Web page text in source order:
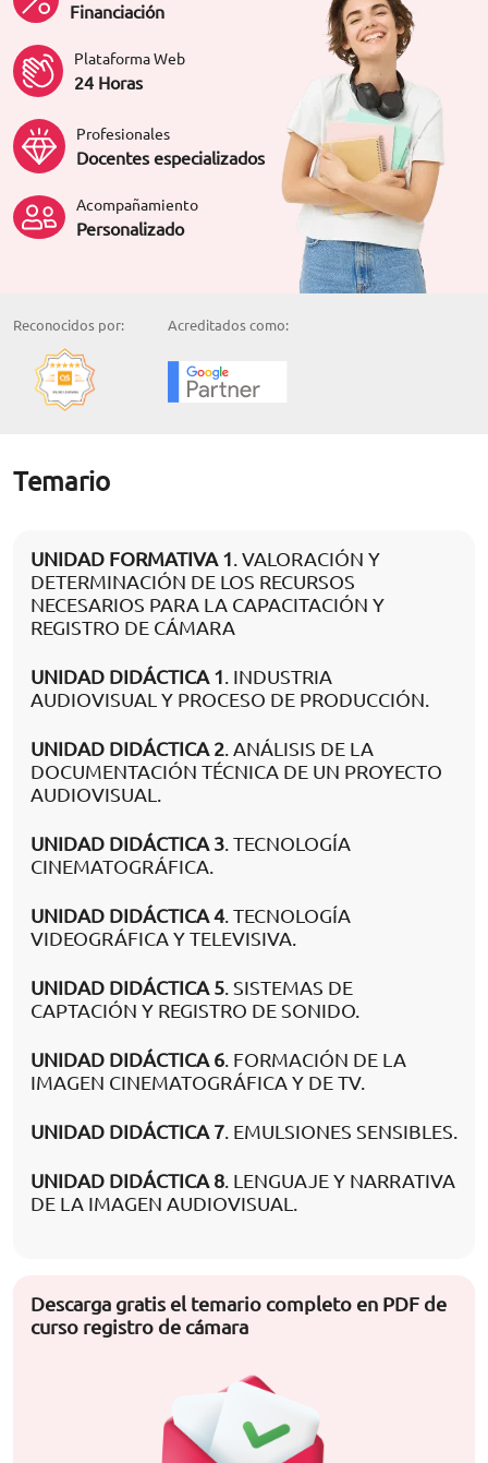
Financiación
Plataforma Web
24 Horas
Profesionales
Docentes especializados
Acompañamiento
Personalizado
Reconocidos por: Acreditados como:
Temario
UNIDAD FORMATIVA 1. VALORACIÓN Y
DETERMINACIÓN DE LOS RECURSOS
NECESARIOS PARA LA CAPACITACIÓN Y
REGISTRO DE CÁMARA
UNIDAD DIDÁCTICA 1. INDUSTRIA
AUDIOVISUAL Y PROCESO DE PRODUCCIÓN.
UNIDAD DIDÁCTICA 2. ANÁLISIS DE LA
DOCUMENTACIÓN TÉCNICA DE UN PROYECTO
AUDIOVISUAL.
UNIDAD DIDÁCTICA 3. TECNOLOGÍA
CINEMATOGRÁFICA.
UNIDAD DIDÁCTICA 4. TECNOLOGÍA
VIDEOGRÁFICA Y TELEVISIVA.
UNIDAD DIDÁCTICA 5. SISTEMAS DE
CAPTACIÓN Y REGISTRO DE SONIDO.
UNIDAD DIDÁCTICA 6. FORMACIÓN DE LA
IMAGEN CINEMATOGRÁFICA Y DE TV.
UNIDAD DIDÁCTICA 7. EMULSIONES SENSIBLES.
UNIDAD DIDÁCTICA 8. LENGUAJE Y NARRATIVA
DE LA IMAGEN AUDIOVISUAL.
Descarga gratis el temario completo en PDF de
curso registro de cámara